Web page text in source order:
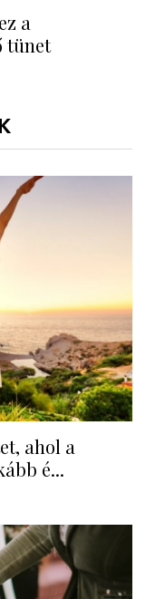
a
tünet
ahol a
é...